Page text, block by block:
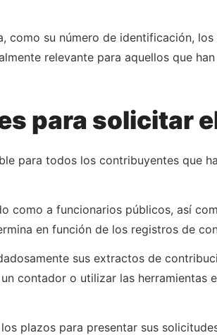
como su número de identificación,
relevante para aquellos que
para solicitar
para todos los contribuyentes que
como a funcionarios públicos, así
en función de los registros de
sus extractos de
contador o utilizar las herramientas
plazos para presentar sus